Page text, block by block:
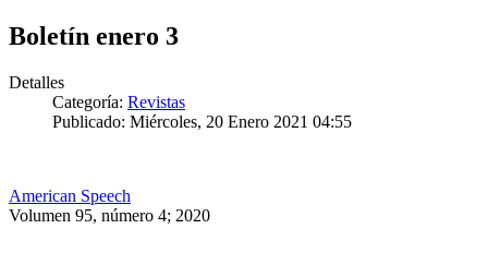
Boletín enero 3
Detalles
Categoría: Revistas
Publicado: Miércoles, 20 Enero 2021 04:55
American Speech
Volumen 95, número 4; 2020